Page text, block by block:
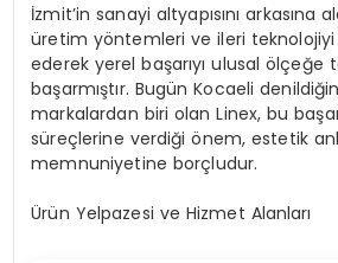
İzmit’in sanayi altyapısını arkasına
üretim yöntemleri ve ileri teknolojiyi
ederek yerel başarıyı ulusal ölçeğe
başarmıştır. Bugün Kocaeli
markalardan biri olan Linex, bu
süreçlerine verdiği önem, estetik
memnuniyetine borçludur.
Ürün Yelpazesi ve Hizmet Alanları